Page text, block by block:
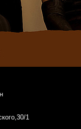
1